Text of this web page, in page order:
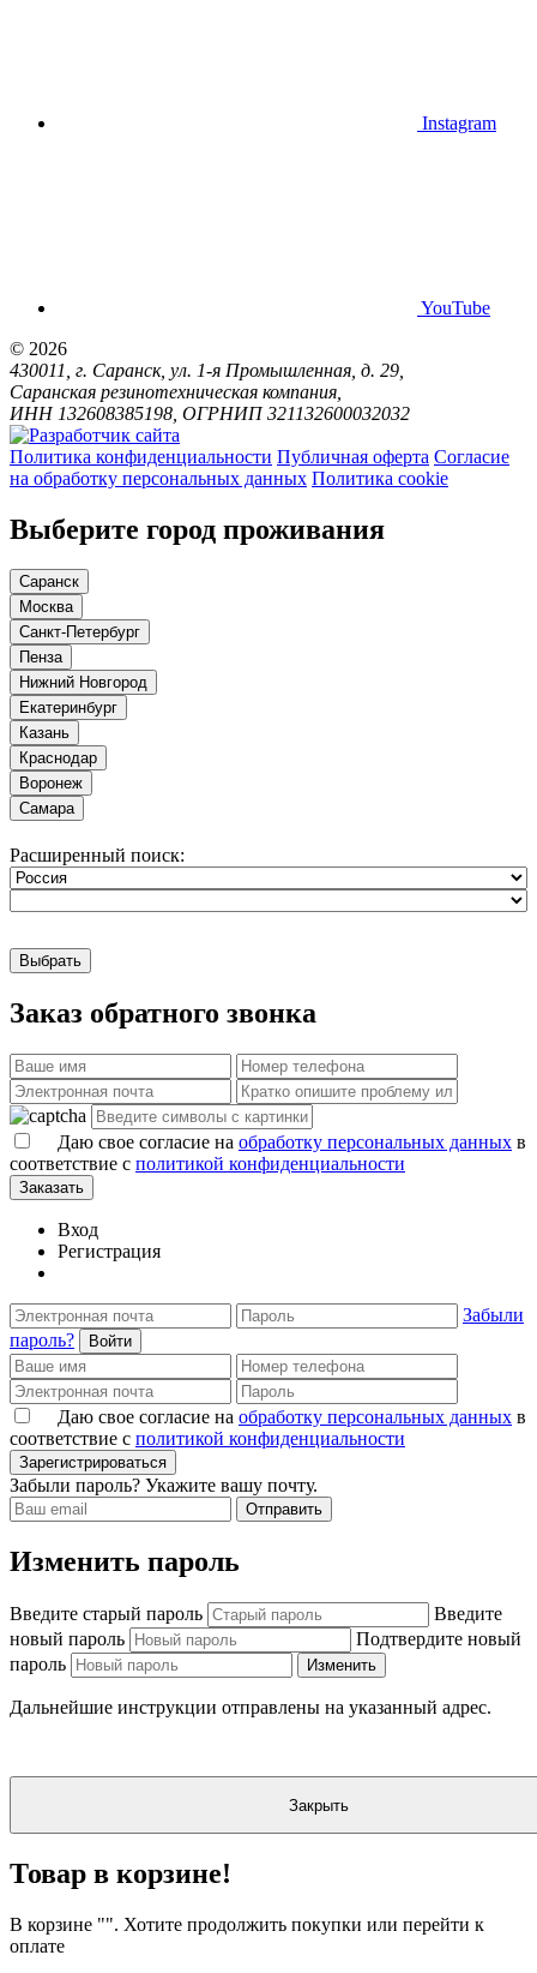
Instagram
YouTube
© 2026
430011, г. Саранск, ул. 1-я Промышленная, д. 29,
Саранская резинотехническая компания,
ИНН 132608385198, ОГРНИП 321132600032032
Политика конфиденциальности Публичная оферта Согласие
на обработку персональных данных Политика cookie
Выберите город проживания
Саранск
Москва
Санкт-Петербург
Пенза
Нижний Новгород
Екатеринбург
Казань
Краснодар
Воронеж
Самара
Расширенный поиск:
Выбрать
Заказ обратного звонка
Даю свое согласие на обработку персональных данных в
соответствие с политикой конфиденциальности
Заказать
Вход
Регистрация
Забыли
пароль?
Войти
Даю свое согласие на обработку персональных данных в
соответствие с политикой конфиденциальности
Зарегистрироваться
Забыли пароль? Укажите вашу почту.
Отправить
Изменить пароль
Введите старый пароль
Введите
новый пароль
Подтвердите новый
пароль
Изменить
Дальнейшие инструкции отправлены на указанный адрес.
Закрыть
Товар в корзине!
В корзине "". Хотите продолжить покупки или перейти к
оплате